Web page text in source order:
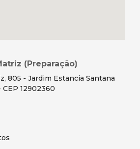
(Preparação)
805 - Jardim Estancia Santana
12902360